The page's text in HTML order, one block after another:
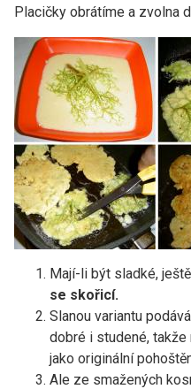
Placičky obrátíme a zvolna
Mají-li být sladké,
se skořicí.
Slanou variantu
dobré i studené,
jako originální
Ale ze smažených